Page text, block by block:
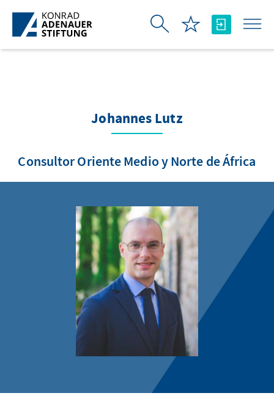
Saltar al contenido principal
Johannes Lutz
Consultor Oriente Medio y Norte de África